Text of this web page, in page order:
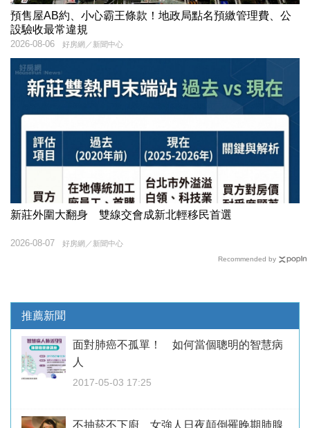
預售屋AB約、小心霸王條款！地政局點名預繳管理費、公
設驗收最常違規
好房網／新聞中心
2026-08-06
新莊外圍大翻身 雙線交會成新北輕移民首選
好房網／新聞中心
2026-08-07
Recommended by
推薦新聞
面對肺癌不孤單！ 如何當個聰明的智慧病
人
2017-05-03 17:25
不抽菸不下廚 女強人日夜顛倒罹晚期肺腺